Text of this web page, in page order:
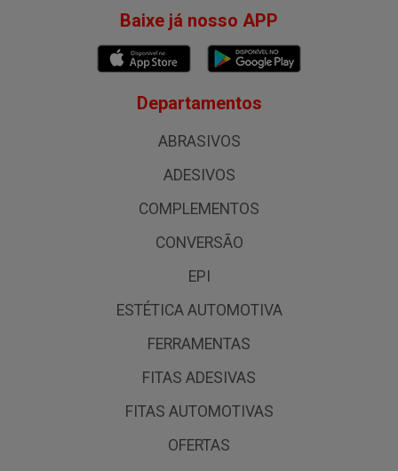
Baixe já nosso APP
Departamentos
ABRASIVOS
ADESIVOS
COMPLEMENTOS
CONVERSÃO
EPI
ESTÉTICA AUTOMOTIVA
FERRAMENTAS
FITAS ADESIVAS
FITAS AUTOMOTIVAS
OFERTAS